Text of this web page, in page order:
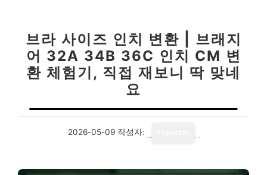
브라 사이즈 인치 변환 | 브래지
어 32A 34B 36C 인치 CM 변
환 체험기, 직접 재보니 딱 맞네
요
2026-05-09 작성자: